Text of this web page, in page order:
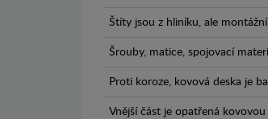
Štíty jsou z hliníku, ale
Šrouby, matice, spojovací
Proti koroze, kovová deska je
Vnější část je opatřená